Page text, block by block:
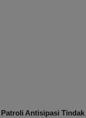
Antisipasi Tindak